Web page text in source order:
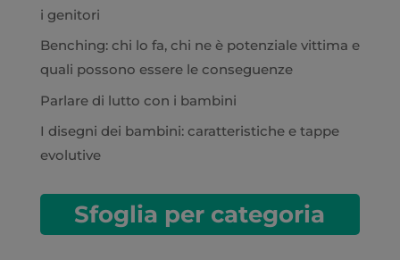
i genitori
Benching: chi lo fa, chi ne è potenziale vittima e
quali possono essere le conseguenze
Parlare di lutto con i bambini
I disegni dei bambini: caratteristiche e tappe
evolutive
Sfoglia per categoria